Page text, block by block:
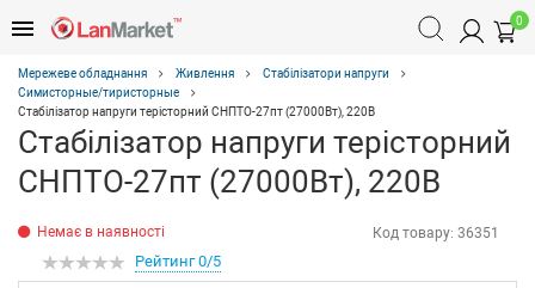
0
Мережеве обладнання Живлення
Стабілізатори напруги
Симисторные/тиристорные
Стабілізатор напруги терісторний СНПТО-27пт (27000Вт), 220В
Стабілізатор напруги терісторний
СНПТО-27пт (27000Вт), 220В
Немає в наявності Код товару: 36351
Рейтинг 0/5